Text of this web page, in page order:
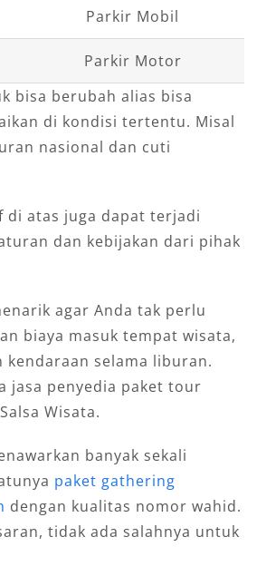
Parkir Mobil
Parkir Motor
bisa berubah alias bisa
di kondisi tertentu. Misal
nasional dan cuti
di atas juga dapat terjadi
dan kebijakan dari pihak
agar Anda tak perlu
biaya masuk tempat wisata,
kendaraan selama liburan.
jasa penyedia paket tour
Wisata.
banyak sekali
paket gathering
dengan kualitas nomor wahid.
tidak ada salahnya untuk